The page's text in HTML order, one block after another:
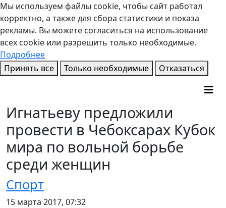
Мы используем файлы cookie, чтобы сайт работал
корректно, а также для сбора статистики и показа
рекламы. Вы можете согласиться на использование
всех cookie или разрешить только необходимые.
Подробнее
Принять все
Только необходимые Отказаться
Игнатьеву предложили
провести в Чебоксарах Кубок
мира по вольной борьбе
среди женщин
Спорт
15 марта 2017, 07:32